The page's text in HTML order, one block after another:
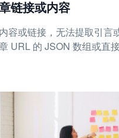
链接或内容
容或链接，无法提取引言
URL 的 JSON 数组或直